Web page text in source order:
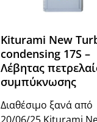
Kiturami New
condensing 17S –
Λέβητας
συμπύκνωσης
Διαθέσιμο ξανά από